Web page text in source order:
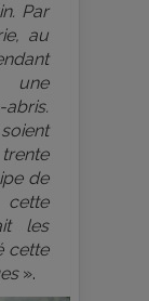
Par
au
une
de
les
cette
».